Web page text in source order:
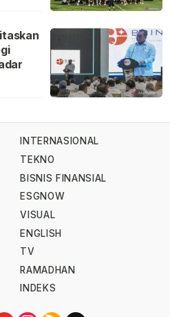
INTERNASIONAL
TEKNO
BISNIS FINANSIAL
ESGNOW
VISUAL
ENGLISH
TV
RAMADHAN
INDEKS